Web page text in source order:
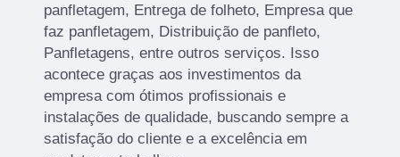
panfletagem, Entrega de folheto, Empresa que
faz panfletagem, Distribuição de panfleto,
Panfletagens, entre outros serviços. Isso
acontece graças aos investimentos da
empresa com ótimos profissionais e
instalações de qualidade, buscando sempre a
satisfação do cliente e a excelência em